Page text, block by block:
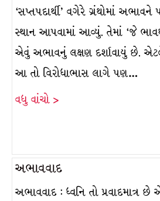
‘સપ્તપદાર્થી’ વગેરે ગ્રંથોમાં
સ્થાન આપવામાં આવ્યું. તેમાં ‘જે
એવું અભાવનું લક્ષણ દર્શાવાયું છે.
આ તો વિરોધાભાસ લાગે પણ…
વધુ વાંચો >
અભાવવાદ
અભાવવાદ : ધ્વનિ તો પ્રવાદમાત્ર